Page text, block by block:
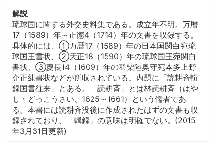
解説
琉球国に関する外交史料集である。成立年不明。万暦
17（1589）年～正徳4（1714）年の文書を収録する。
具体的には、①万暦17（1589）年の日本国関白宛琉
球国王書状、②天正18（1590）年の琉球国王宛関白
書状、③慶長14（1609）年の羽柴陸奥守宛本多上野
介正純書状などが所収されている。内題に「読耕斉輯
録国書往来」とある。「読耕斉」とは林読耕斉（はや
し・どっこうさい、1625～1661）という儒者であ
る。本書には読耕斉没後に作成されたはずの文書も収
録されており、「輯録」の意味は明確でない。(2015
年3月31日更新)